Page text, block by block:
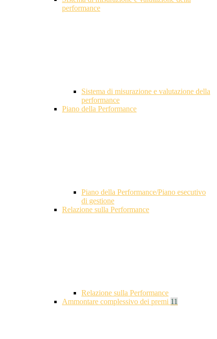
performance
Sistema di misurazione e valutazione della
performance
Piano della Performance
Piano della Performance/Piano esecutivo
di gestione
Relazione sulla Performance
Relazione sulla Performance
Ammontare complessivo dei premi 11